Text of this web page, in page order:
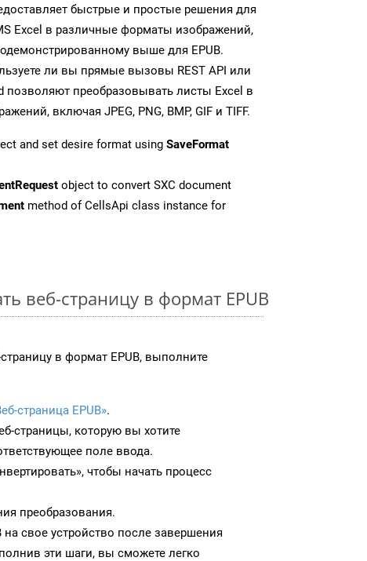
быстрые и простые решения для
Excel в различные форматы изображений,
выше для EPUB.
ли вы прямые вызовы REST API или
позволяют преобразовывать листы Excel в
включая JPEG, PNG, BMP, GIF и TIFF.
and set desire format using SaveFormat
object to convert SXC document
method of CellsApi class instance for
веб-страницу в формат EPUB
в формат EPUB, выполните
страница EPUB».
страницы, которую вы хотите
поле ввода.
чтобы начать процесс
преобразования.
на свое устройство после завершения
эти шаги, вы сможете легко